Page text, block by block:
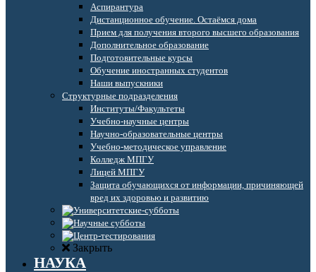
Аспирантура
Дистанционное обучение. Остаёмся дома
Прием для получения второго высшего образования
Дополнительное образование
Подготовительные курсы
Обучение иностранных студентов
Наши выпускники
Структурные подразделения
Институты/Факультеты
Учебно-научные центры
Научно-образовательные центры
Учебно-методическое управление
Колледж МПГУ
Лицей МПГУ
Защита обучающихся от информации, причиняющей
вред их здоровью и развитию
Закрыть
НАУКА